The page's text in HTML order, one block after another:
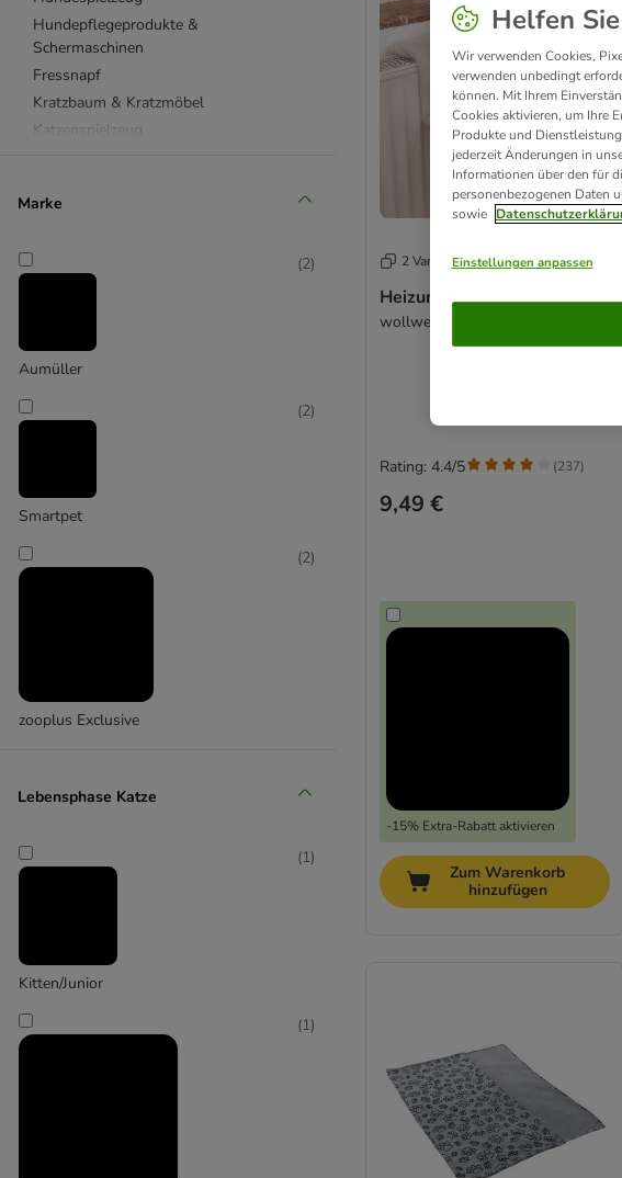
Hundepflegeprodukte &
Schermaschinen
Fressnapf
Kratzbaum & Kratzmöbel
Katzenspielzeug
Katzenklo & Pflege
Marke
Aumüller
(2)
Smartpet
(2)
zooplus Exclusive
(2)
Lebensphase Katze
Kitten/Junior
(1)
(1)
2 Varianten
Heizungsliege Relax
wollweiß
9,49 €
-15% Extra-Rabatt aktivieren
Rating: 4.4/5 (237)
Zum Warenkorb
hinzufügen
Helfen
Wir verwenden Cookies,
verwenden unbedingt
können. Mit Ihrem
Cookies aktivieren, um Ihre
Produkte und
jederzeit Änderungen in
Informationen über den für
personenbezogenen Daten
sowie
Einstellungen anpassen